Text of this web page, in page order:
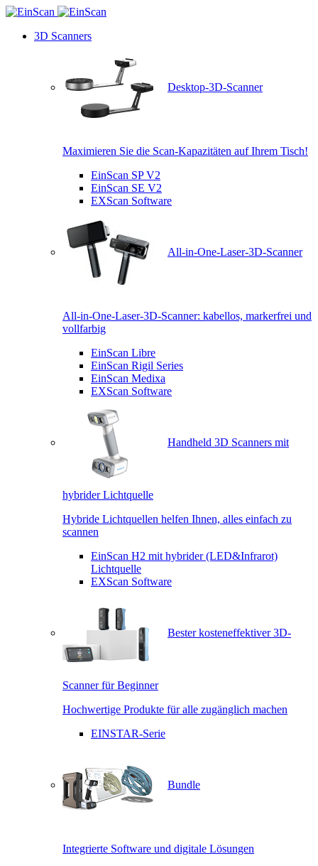
3D Scanners
Desktop-3D-Scanner
Maximieren Sie die Scan-Kapazitäten auf Ihrem Tisch!
EinScan SP V2
EinScan SE V2
EXScan Software
All-in-One-Laser-3D-Scanner
All-in-One-Laser-3D-Scanner: kabellos, markerfrei und
vollfarbig
EinScan Libre
EinScan Rigil Series
EinScan Medixa
EXScan Software
Handheld 3D Scanners mit
hybrider Lichtquelle
Hybride Lichtquellen helfen Ihnen, alles einfach zu
scannen
EinScan H2 mit hybrider (LED&Infrarot)
Lichtquelle
EXScan Software
Bester kosteneffektiver 3D-
Scanner für Beginner
Hochwertige Produkte für alle zugänglich machen
EINSTAR-Serie
Bundle
Integrierte Software und digitale Lösungen